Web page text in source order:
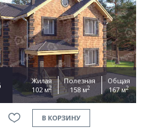
Жилая
102 м2
Полезная
158 м2
Общая
167 м2
В КОРЗИНУ